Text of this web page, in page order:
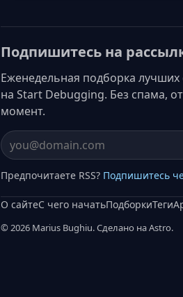
Подпишитесь на
Еженедельная подборка лучших
на Start Debugging. Без спама,
момент.
Email address
Предпочитаете RSS? Подпишитесь
О сайтеС чего начатьПодборкиТеги
© 2026 Marius Bughiu. Сделано на Astro.